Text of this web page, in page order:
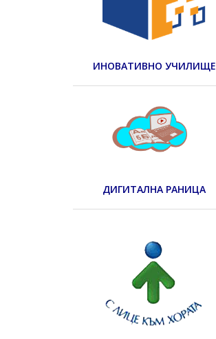
ИНОВАТИВНО УЧИЛИЩЕ
ДИГИТАЛНА РАНИЦА